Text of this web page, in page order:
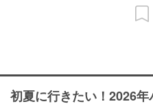
初夏に行きたい！2026